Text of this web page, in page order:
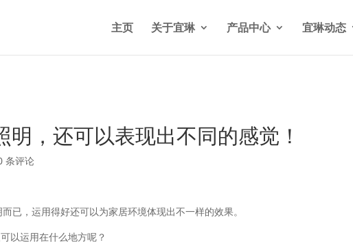
html/ilin/wp-content/themes/Divi/functions.phpon line5841
主页 关于宜琳 产品中心 宜琳动态
明，还可以表现出不同的感觉！
条评论
已，运用得好还可以为家居环境体现出不一样的效果。
以运用在什么地方呢？